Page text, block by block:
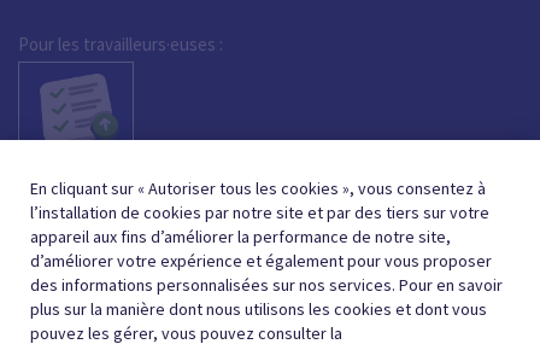
Pour les travailleurs·euses :
En cliquant sur « Autoriser tous les cookies », vous consentez à
l’installation de cookies par notre site et par des tiers sur votre
appareil aux fins d’améliorer la performance de notre site,
d’améliorer votre expérience et également pour vous proposer
des informations personnalisées sur nos services. Pour en savoir
plus sur la manière dont nous utilisons les cookies et dont vous
pouvez les gérer, vous pouvez consulter la